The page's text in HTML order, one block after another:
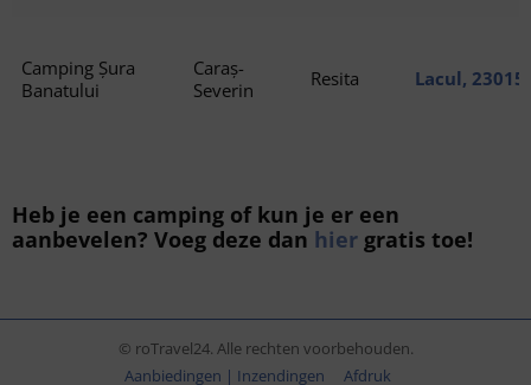
Camping Șura
Banatului
Caraș-
Severin
Resita Lacul,
Heb je een camping of kun je er een
aanbevelen? Voeg deze dan hier gratis toe!
© roTravel24. Alle rechten voorbehouden.
Aanbiedingen | Inzendingen
Afdruk